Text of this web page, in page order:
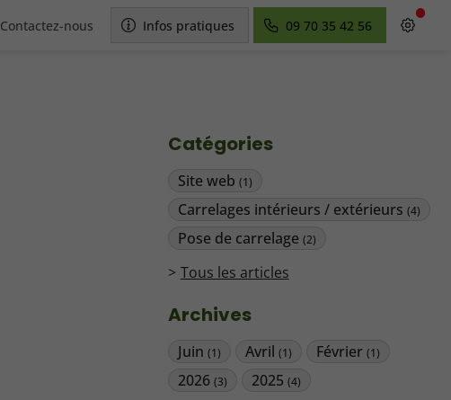
Contactez-nous Infos pratiques 09 70 35 42 56
Catégories
Site web (1)
Carrelages intérieurs / extérieurs (4)
Pose de carrelage (2)
Tous les articles
Archives
Juin (1) Avril(1) Février(1)
2026 (3) 2025(4)